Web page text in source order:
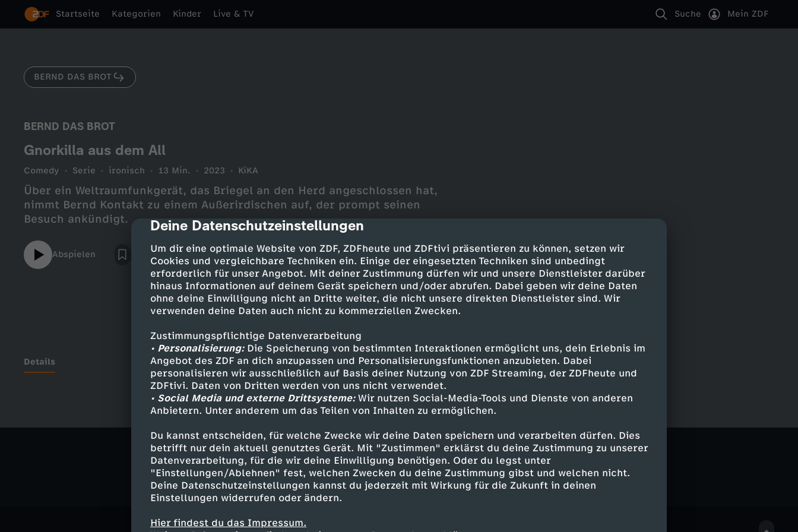
cmp-dialog-description
Deine Datenschutzeinstellungen
Um dir eine optimale Website von ZDF, ZDFheute und ZDFtivi präsentieren zu können, setzen wir
Cookies und vergleichbare Techniken ein. Einige der eingesetzten Techniken sind unbedingt
erforderlich für unser Angebot. Mit deiner Zustimmung dürfen wir und unsere Dienstleister darüber
hinaus Informationen auf deinem Gerät speichern und/oder abrufen. Dabei geben wir deine Daten
ohne deine Einwilligung nicht an Dritte weiter, die nicht unsere direkten Dienstleister sind. Wir
verwenden deine Daten auch nicht zu kommerziellen Zwecken.
Zustimmungspflichtige Datenverarbeitung
• Personalisierung:Die Speicherung von bestimmten Interaktionen ermöglicht uns, dein Erlebnis im
Angebot des ZDF an dich anzupassen und Personalisierungsfunktionen anzubieten. Dabei
personalisieren wir ausschließlich auf Basis deiner Nutzung von ZDF Streaming, der ZDFheute und
ZDFtivi. Daten von Dritten werden von uns nicht verwendet.
• Social Media und externe Drittsysteme:Wir nutzen Social-Media-Tools und Dienste von anderen
Anbietern. Unter anderem um das Teilen von Inhalten zu ermöglichen.
Du kannst entscheiden, für welche Zwecke wir deine Daten speichern und verarbeiten dürfen. Dies
betrifft nur dein aktuell genutztes Gerät. Mit "Zustimmen" erklärst du deine Zustimmung zu unserer
Datenverarbeitung, für die wir deine Einwilligung benötigen. Oder du legst unter
"Einstellungen/Ablehnen" fest, welchen Zwecken du deine Zustimmung gibst und welchen nicht.
Deine Datenschutzeinstellungen kannst du jederzeit mit Wirkung für die Zukunft in deinen
Einstellungen widerrufen oder ändern.
Hier findest du das Impressum.
Startseite Kategorien Kinder Live & TV Suche Mein ZDF
BERND DAS BROT
BERND DAS BROT
Gnorkilla aus dem All
Comedy Serie ironisch 13 Min. 2023 KiKA
Über ein Weltraumfunkgerät, das Briegel an den Herd angeschlossen hat,
nimmt Bernd Kontakt zu einem Außerirdischen auf, der prompt seinen
Besuch ankündigt.
Abspielen
Details
Ähnliche Inhalte entdecken
Comedy Serie ironisch BERND DAS BROT